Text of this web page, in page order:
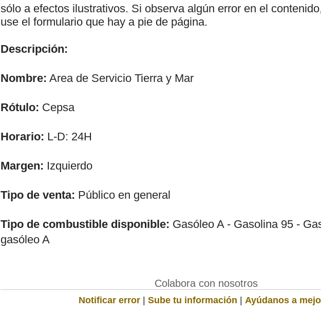
sólo a efectos ilustrativos. Si observa algún error en el
use el formulario que hay a pie de página.
Descripción:
Nombre: Area de Servicio Tierra y Mar
Rótulo: Cepsa
Horario: L-D: 24H
Margen: Izquierdo
Tipo de venta: Público en general
Tipo de combustible disponible: Gasóleo A - Gasolina 95 -
gasóleo A
Colabora con nosotros
Notificar error | Sube tu información | Ayúdanos a